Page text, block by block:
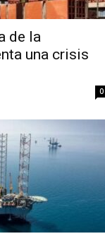
de la
una crisis
0